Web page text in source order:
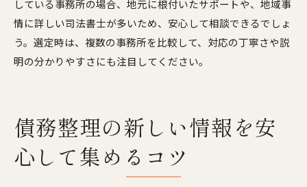
している事務所の場合、地元に根付いたサポートや、地域事
情に詳しい司法書士が多いため、安心して相談できるでしょ
う。選定時は、複数の事務所を比較して、対応の丁寧さや説
明の分かりやすさにも注目してください。
債務整理の新しい情報を安
心して集めるコツ